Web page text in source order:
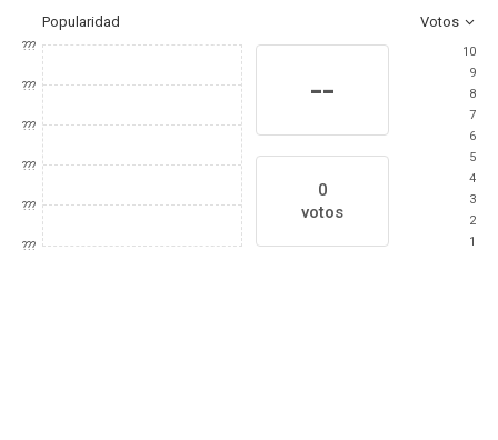
Popularidad Votos
???
???
???
???
???
???
--
0
votos
10
9
8
7
6
5
4
3
2
1